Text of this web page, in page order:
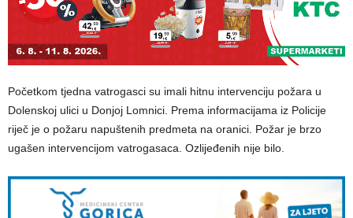
Početkom tjedna vatrogasci su imali hitnu intervenciju požara u
Dolenskoj ulici u Donjoj Lomnici. Prema informacijama iz Policije
riječ je o požaru napuštenih predmeta na oranici. Požar je brzo
ugašen intervencijom vatrogasaca. Ozlijeđenih nije bilo.